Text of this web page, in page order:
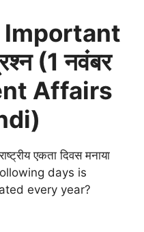
(1 नवंबर
Affairs
एकता दिवस मनाया
days is
every year?